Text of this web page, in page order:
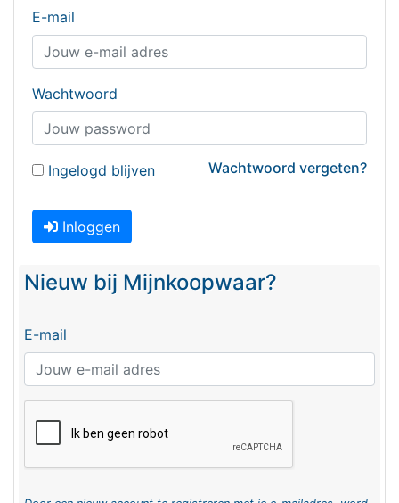
E-mail
Wachtwoord
Wachtwoord vergeten?
Ingelogd blijven
Inloggen
Nieuw bij Mijnkoopwaar?
E-mail